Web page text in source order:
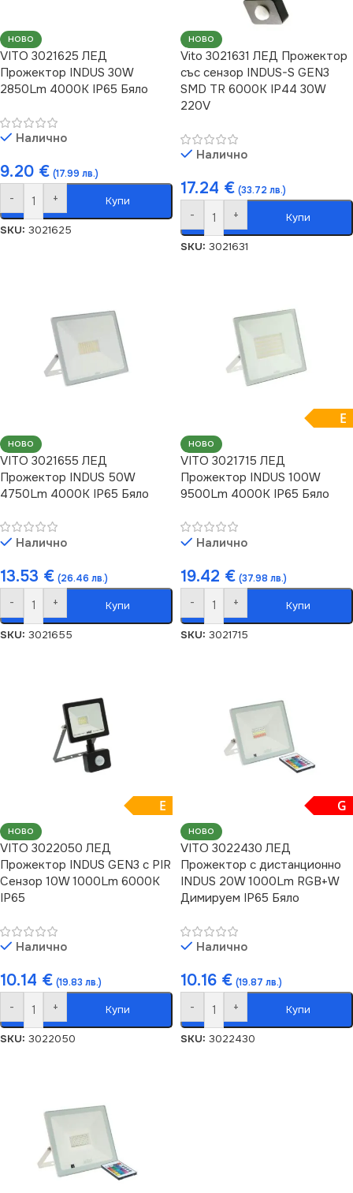
НОВО
VITO 3021625 ЛЕД
Прожектор INDUS 30W
2850Lm 4000K IP65 Бяло
Налично
9.20 € (17.99 лв.)
- + Купи
SKU: 3021625
НОВО
Vito 3021631 ЛЕД Прожектор
със сензор INDUS-S GEN3
SMD TR 6000K IP44 30W
220V
Налично
17.24 € (33.72 лв.)
- + Купи
SKU: 3021631
НОВО
VITO 3021655 ЛЕД
Прожектор INDUS 50W
4750Lm 4000K IP65 Бяло
Налично
13.53 € (26.46 лв.)
- + Купи
SKU: 3021655
E
НОВО
VITO 3021715 ЛЕД
Прожектор INDUS 100W
9500Lm 4000K IP65 Бяло
Налично
19.42 € (37.98 лв.)
- + Купи
SKU: 3021715
E
НОВО
VITO 3022050 ЛЕД
Прожектор INDUS GEN3 с PIR
Сензор 10W 1000Lm 6000K
IP65
Налично
10.14 € (19.83 лв.)
- + Купи
SKU: 3022050
G
НОВО
VITO 3022430 ЛЕД
Прожектор с дистанционно
INDUS 20W 1000Lm RGB+W
Димируем IP65 Бяло
Налично
10.16 € (19.87 лв.)
- + Купи
SKU: 3022430